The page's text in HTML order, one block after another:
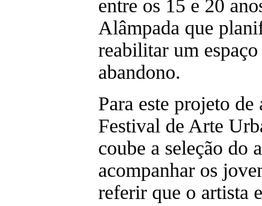
entre os 15 e 20
Alâmpada que
reabilitar um
abandono.
Para este projeto
Festival de Arte
coube a seleção do
acompanhar os
referir que o artista